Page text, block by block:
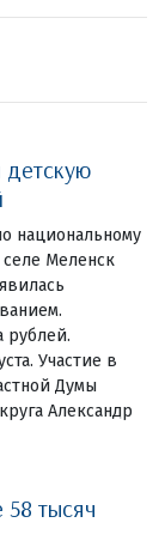
национальному
Меленск
рублей.
Участие в
Думы
Александр
58 тысяч